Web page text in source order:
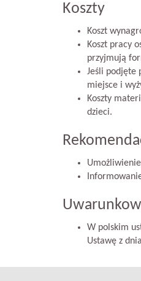
Koszty
Koszt
Koszt pracy
przyjmują
Jeśli podjęte
miejsce i
Koszty
dzieci.
W polskim
Ustawę z